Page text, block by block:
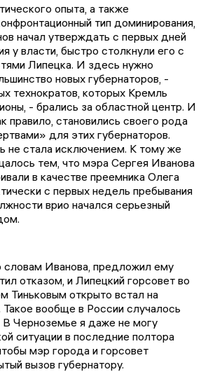
опыта, а также
тип доминирования,
начал утверждать с первых дней
у власти, быстро столкнули его с
Липецка. И здесь нужно
новых губернаторов, -
технократов, которых Кремль
- брались за областной центр. И
правило, становились своего рода
для этих губернаторов.
не стала исключением. К тому же
тем, что мэра Сергея Иванова
в качестве преемника Олега
с первых недель пребывания
врио начался серьезный
словам Иванова, предложил ему
отказом, и Липецкий горсовет во
Тиньковым открыто встал на
вообще в России случалось
В Черноземье я даже не могу
ситуации в последние полтора
мэр города и горсовет
вызов губернатору.